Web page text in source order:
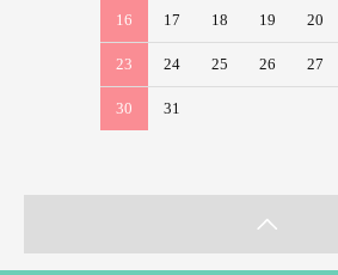
16 17 18 19 20
23 24 25 26 27
30 31